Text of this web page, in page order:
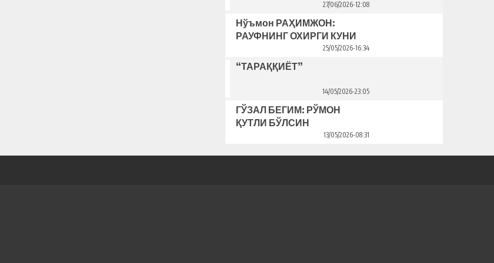
Bahriddin Bozorov bilan suhbat
27/06/2026-12:08
Нўъмон РАҲИМЖОН:
РАУФНИНГ ОХИРГИ КУНИ
25/05/2026-16:34
“ТАРАҚҚИЁТ”
14/05/2026-23:05
ГЎЗАЛ БЕГИМ: РЎМОН
ҚУТЛИ БЎЛСИН
13/05/2026-08:31